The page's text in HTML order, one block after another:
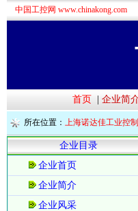
中国工控网 www.chinakong.com
首页 企业简
所在位置： 上海诺达佳工业控
企业目录
企业首页
企业简介
企业风采